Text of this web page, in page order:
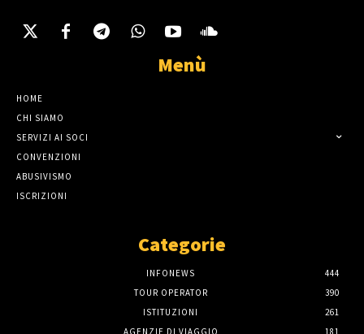
Menù
HOME
CHI SIAMO
SERVIZI AI SOCI
CONVENZIONI
ABUSIVISMO
ISCRIZIONI
Categorie
INFONEWS
444
TOUR OPERATOR
390
ISTITUZIONI
261
AGENZIE DI VIAGGIO
181